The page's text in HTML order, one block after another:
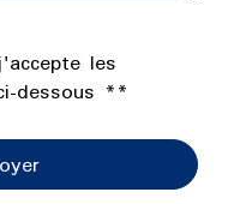
les
dessous **